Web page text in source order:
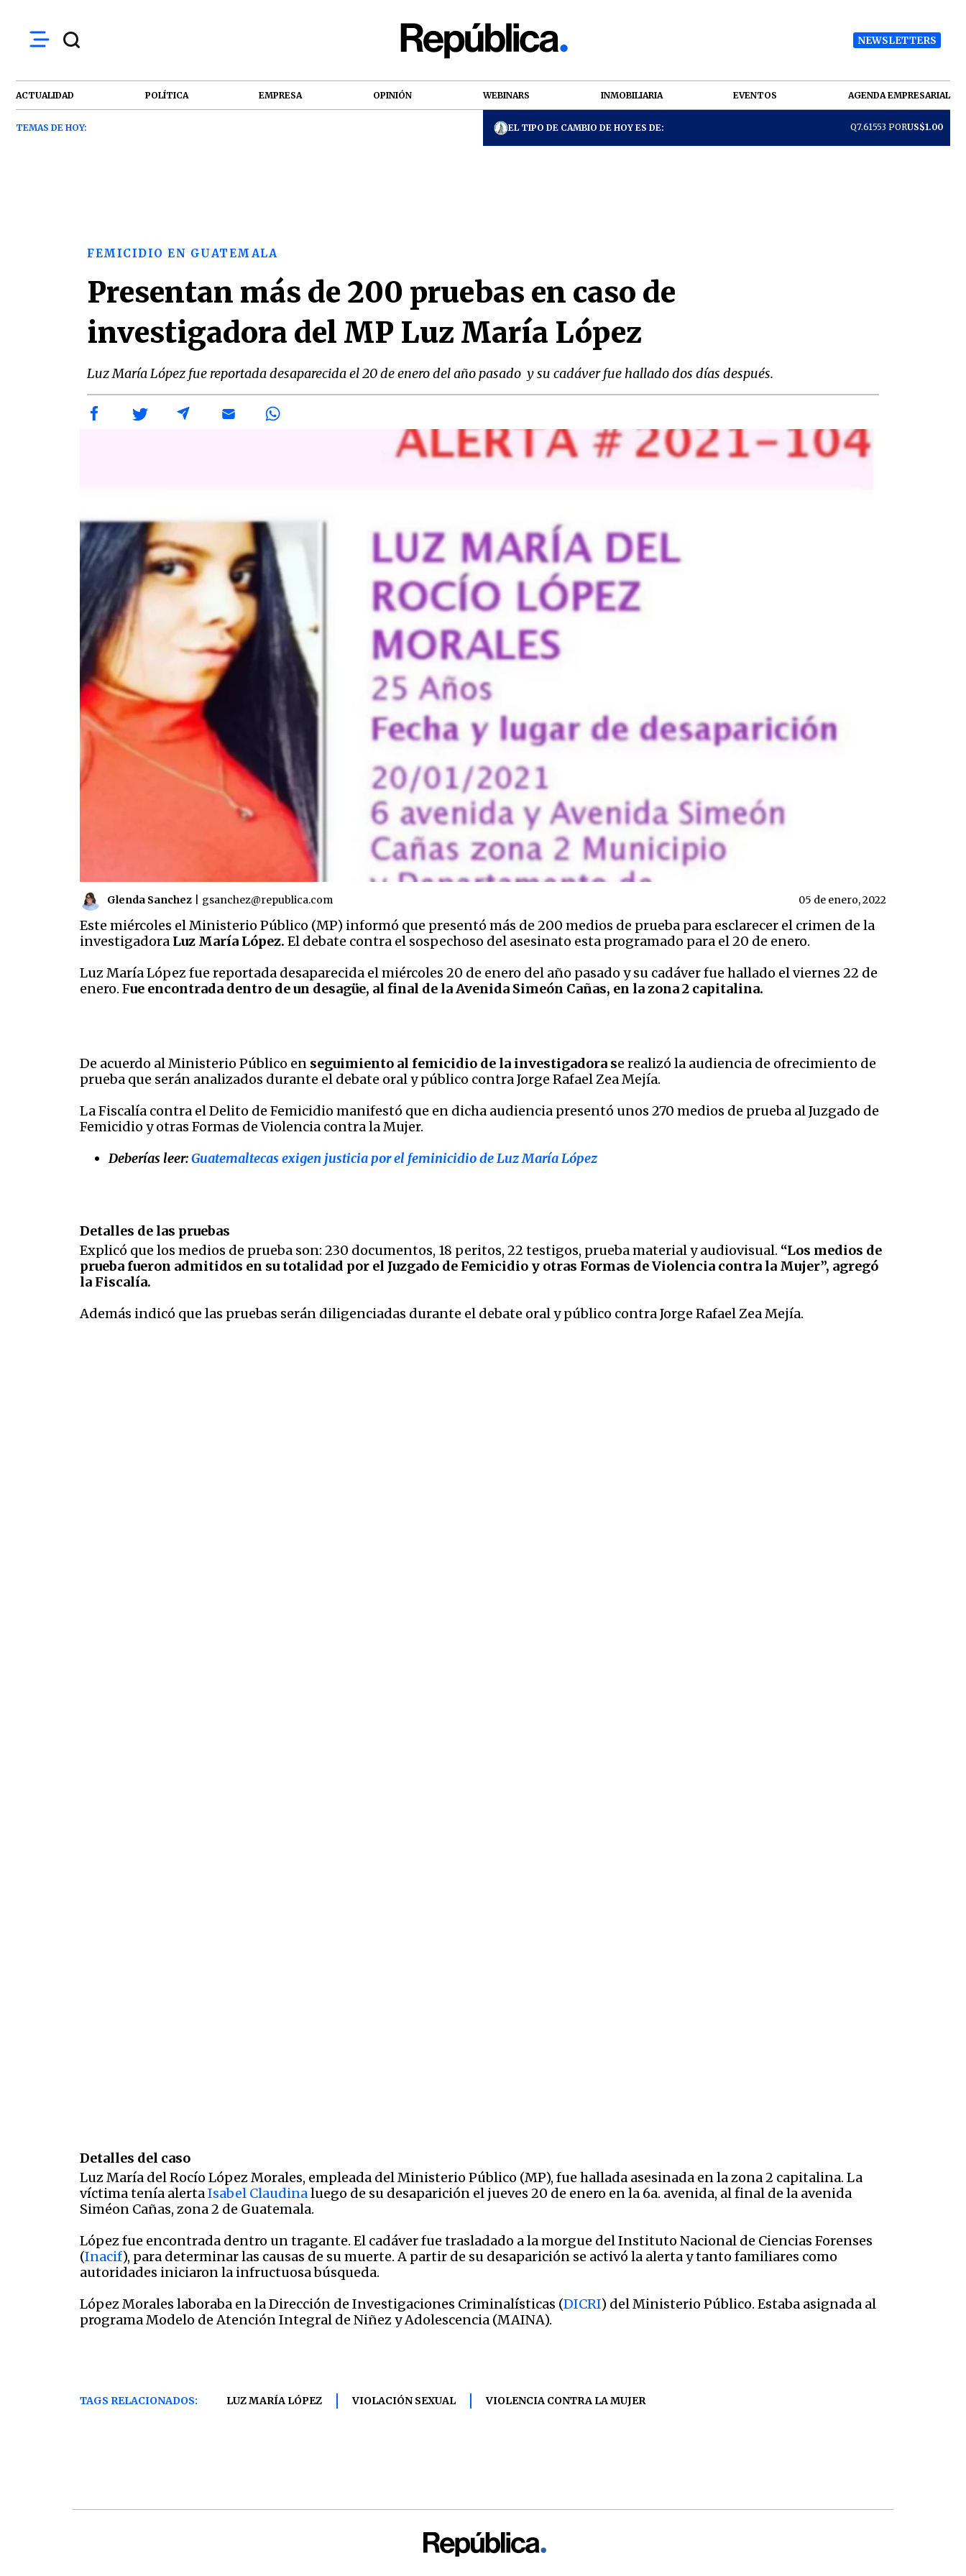
NEWSLETTERS
ACTUALIDAD POLÍTICA EMPRESA OPINIÓN WEBINARS INMOBILIARIA EVENTOS AGENDA EMPRESARIAL
TEMAS DE HOY: EL TIPO DE CAMBIO DE HOY ES DE: Q7.61553 PORUS$1.00
FEMICIDIO EN GUATEMALA
Presentan más de 200 pruebas en caso de
investigadora del MP Luz María López
Luz María López fue reportada desaparecida el 20 de enero del año pasado y su cadáver fue hallado dos días después.
Glenda Sanchez gsanchez@republica.com 05 de enero, 2022
Este miércoles el Ministerio Público (MP) informó que presentó más de 200 medios de prueba para esclarecer el crimen de la
investigadora Luz María López. El debate contra el sospechoso del asesinato esta programado para el 20 de enero.
Luz María López fue reportada desaparecida el miércoles 20 de enero del año pasado y su cadáver fue hallado el viernes 22 de
enero. Fue encontrada dentro de un desagüe, al final de la Avenida Simeón Cañas, en la zona 2 capitalina.
De acuerdo al Ministerio Público en seguimiento al femicidio de la investigadora se realizó la audiencia de ofrecimiento de
prueba que serán analizados durante el debate oral y público contra Jorge Rafael Zea Mejía.
La Fiscalía contra el Delito de Femicidio manifestó que en dicha audiencia presentó unos 270 medios de prueba al Juzgado de
Femicidio y otras Formas de Violencia contra la Mujer.
Deberías leer:Guatemaltecas exigen justicia por el feminicidio de Luz María López
Detalles de las pruebas
Explicó que los medios de prueba son: 230 documentos, 18 peritos, 22 testigos, prueba material y audiovisual. “Los medios de
prueba fueron admitidos en su totalidad por el Juzgado de Femicidio y otras Formas de Violencia contra la Mujer”, agregó
la Fiscalía.
Además indicó que las pruebas serán diligenciadas durante el debate oral y público contra Jorge Rafael Zea Mejía.
Detalles del caso
Luz María del Rocío López Morales, empleada del Ministerio Público (MP), fue hallada asesinada en la zona 2 capitalina. La
víctima tenía alertaIsabel Claudinaluego de su desaparición el jueves 20 de enero en la 6a. avenida, al final de la avenida
Siméon Cañas, zona 2 de Guatemala.
López fue encontrada dentro un tragante. El cadáver fue trasladado a la morgue del Instituto Nacional de Ciencias Forenses
(Inacif), para determinar las causas de su muerte. A partir de su desaparición se activó la alerta y tanto familiares como
autoridades iniciaron la infructuosa búsqueda.
López Morales laboraba en la Dirección de Investigaciones Criminalísticas (DICRI) del Ministerio Público. Estaba asignada al
programa Modelo de Atención Integral de Niñez y Adolescencia (MAINA).
TAGS RELACIONADOS: LUZ MARÍA LÓPEZ VIOLACIÓN SEXUAL VIOLENCIA CONTRA LA MUJER